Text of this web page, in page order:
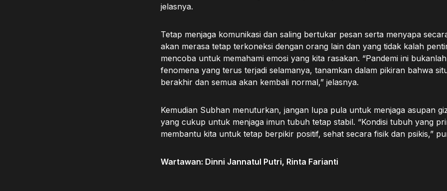
jelasnya.
Tetap menjaga komunikasi dan saling bertukar pesan serta menyapa
akan merasa tetap terkoneksi dengan orang lain dan yang tidak kalah
mencoba untuk memahami emosi yang kita rasakan. “Pandemi ini
fenomena yang terus terjadi selamanya, tanamkan dalam pikiran bahwa
berakhir dan semua akan kembali normal,” jelasnya.
Kemudian Subhan menuturkan, jangan lupa pula untuk menjaga asupan
yang cukup untuk menjaga imun tubuh tetap stabil. “Kondisi tubuh yang
membantu kita untuk tetap berpikir positif, sehat secara fisik dan psikis,”
Wartawan: Dinni Jannatul Putri, Rinta Farianti